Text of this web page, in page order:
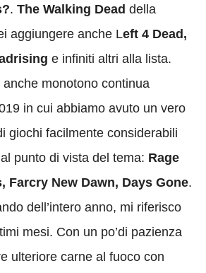
. The Walking Dead della
aggiungere anche Left 4 Dead,
e infiniti altri alla lista.
monotono continua
in cui abbiamo avuto un vero
giochi facilmente considerabili
punto di vista del tema: Rage
Farcry New Dawn, Days Gone.
dell’intero anno, mi riferisco
mesi. Con un po’di pazienza
ulteriore carne al fuoco con